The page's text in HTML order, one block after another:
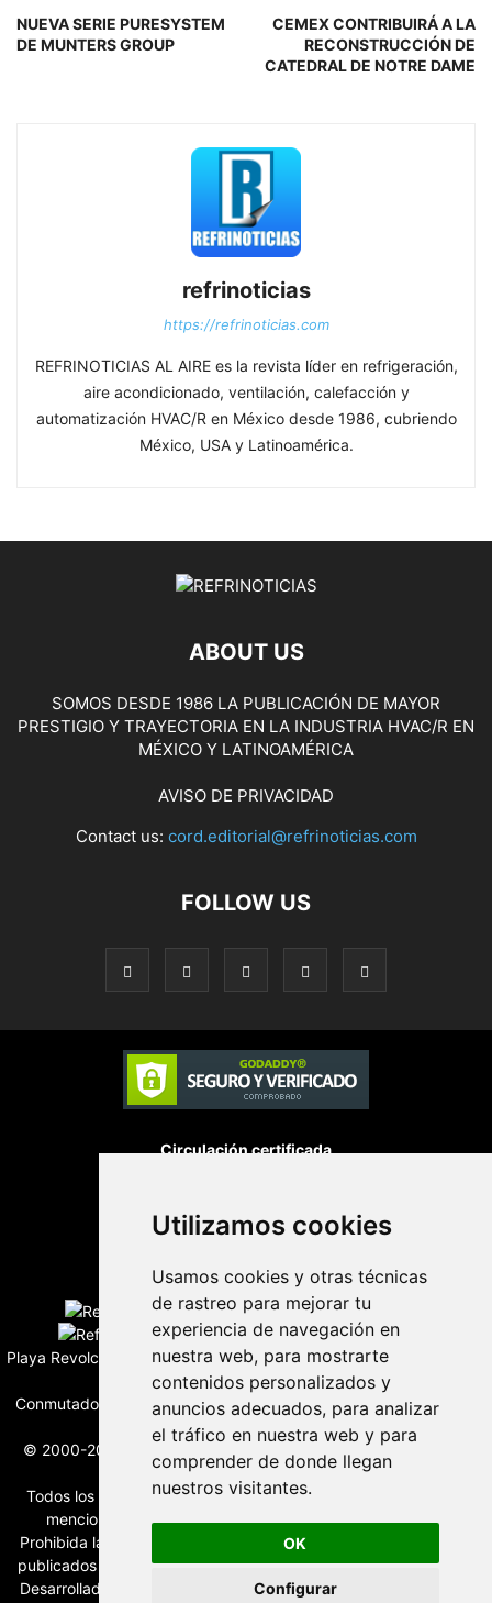
Utilizamos cookies
Usamos cookies y otras técnicas
de rastreo para mejorar tu
experiencia de navegación en
nuestra web, para mostrarte
contenidos personalizados y
anuncios adecuados, para analizar
el tráfico en nuestra web y para
comprender de donde llegan
nuestros visitantes.
OK
Configurar
NUEVA SERIE PURESYSTEM
DE MUNTERS GROUP
CEMEX CONTRIBUIRÁ A LA
RECONSTRUCCIÓN DE
CATEDRAL DE NOTRE DAME
refrinoticias
https://refrinoticias.com
REFRINOTICIAS AL AIRE es la revista líder en refrigeración,
aire acondicionado, ventilación, calefacción y
automatización HVAC/R en México desde 1986, cubriendo
México, USA y Latinoamérica.
ABOUT US
SOMOS DESDE 1986 LA PUBLICACIÓN DE MAYOR
PRESTIGIO Y TRAYECTORIA EN LA INDUSTRIA HVAC/R EN
MÉXICO Y LATINOAMÉRICA
AVISO DE PRIVACIDAD
Contact us: cord.editorial@refrinoticias.com
FOLLOW US
Circulación certificada
Desarrollado por
Edición digital con tecnología
Playa Revolcadero 222 Col. Reforma Iztaccihuatl Norte C.P. 08810
CIUDAD DE MEXICO
Conmutador CIUDAD DE MEXICO (+52) 555 740 4476, 555 740
© 2000-2026 BURO DE MERCADOTECNIA DEL CENTRO, S.A.
Todos los derechos reservados
Todos los nombres, marcas, logotipos, productos e imagenes
mencionados son propiedad de sus respectivos dueños
Prohibida la reproducción total o parcial de los contenidos aqui
publicados incluyendo cualquier medio electrónico o magnético
Desarrollado por REFRINOTICIAS INTERACTIVE una división de